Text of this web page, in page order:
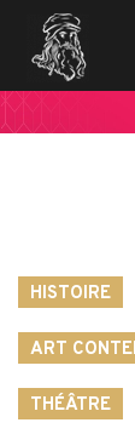
// Variables
=
HISTOIRE
ART
THÉÂTRE